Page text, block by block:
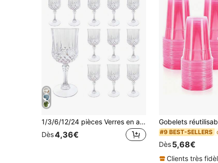
1/3/6/12/24 pièces Verres en acrylique, Verres à boire vintage, Gobelets de mariage, Vaisselle réutilisable, Flûtes à champagne vintage, Verres à champagne robustes gaufrés, Verres à jus, Convient pour la Saint-Valentin, les fêtes, les mariages, Parfait pour le service, Idéal pour les fêtes de vacances
Dès4,36€ #9 BEST-SELLERS
Dès5,68€
Clients très